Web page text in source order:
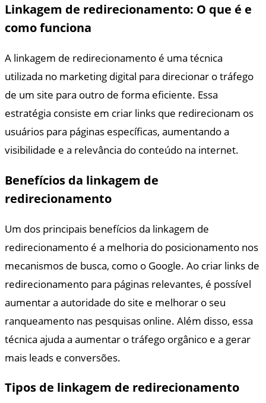
Linkagem de redirecionamento: O que é e
como funciona
A linkagem de redirecionamento é uma técnica
utilizada no marketing digital para direcionar o tráfego
de um site para outro de forma eficiente. Essa
estratégia consiste em criar links que redirecionam os
usuários para páginas específicas, aumentando a
visibilidade e a relevância do conteúdo na internet.
Benefícios da linkagem de
redirecionamento
Um dos principais benefícios da linkagem de
redirecionamento é a melhoria do posicionamento nos
mecanismos de busca, como o Google. Ao criar links de
redirecionamento para páginas relevantes, é possível
aumentar a autoridade do site e melhorar o seu
ranqueamento nas pesquisas online. Além disso, essa
técnica ajuda a aumentar o tráfego orgânico e a gerar
mais leads e conversões.
Tipos de linkagem de redirecionamento